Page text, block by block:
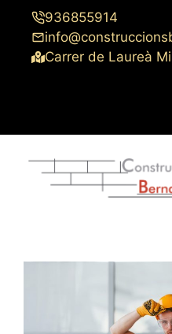
Saltar
contenido
936855914
Carrer de Laureà